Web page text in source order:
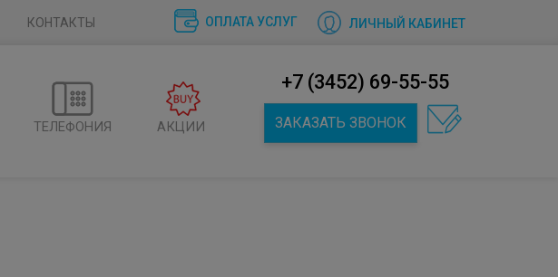
ОПЛАТА УСЛУГ
КОНТАКТЫ ЛИЧНЫЙ КАБИНЕТ
+7 (3452) 69-55-55
ЗАКАЗАТЬ ЗВОНОК
ТЕЛЕФОНИЯ АКЦИИ